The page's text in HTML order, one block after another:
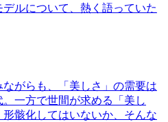
ルについて、熱く語っていた
がらも、「美しさ」の需要は
一方で世間が求める「美し
骸化してはいないか、そんな